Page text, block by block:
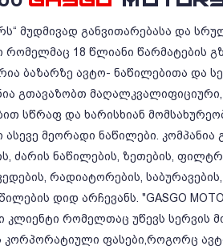
მუდმივად განვითარებასა და
18 წლიანი წარმატების
ბაზარზე ავტო- ნაწილებითა და
გთავაზობთ მაღალკვალიფიციური,
სწრაფ და ხარისხიან
მეორადი ნაწილები. კომპანია
ძარის ნაწილების, ზეთების,
რადიატორების,
დიდ არჩევანს. "GASGO
რომელთაც უწევს სერვის
კორპორატიული ფასები,როგორც